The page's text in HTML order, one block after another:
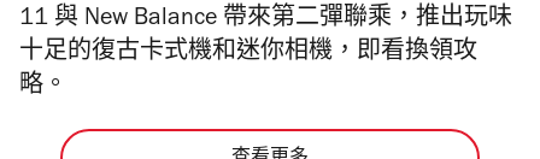
11 與 New Balance 帶來第二彈聯乘，推出玩味
十足的復古卡式機和迷你相機，即看換領攻
略。